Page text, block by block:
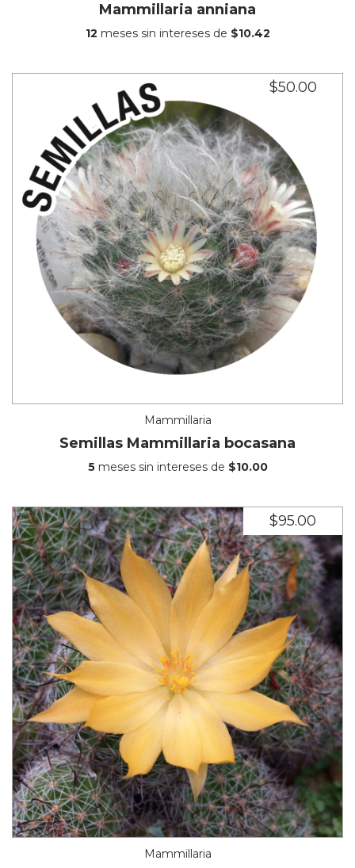
Mammillaria anniana
12 meses sin intereses de $10.42
$50.00
Mammillaria
Semillas Mammillaria bocasana
5meses sin intereses de $10.00
$95.00
Mammillaria